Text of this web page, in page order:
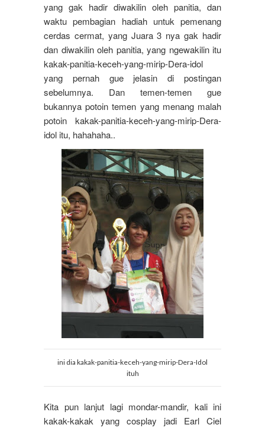
yang gak hadir diwakilin oleh panitia, dan
waktu pembagian hadiah untuk pemenang
cerdas cermat, yang Juara 3 nya gak hadir
dan diwakilin oleh panitia, yang ngewakilin itu
kakak-panitia-keceh-yang-mirip-Dera-idol
yang pernah gue jelasin di postingan
sebelumnya. Dan temen-temen gue
bukannya potoin temen yang menang malah
potoin kakak-panitia-keceh-yang-mirip-Dera-
idol itu, hahahaha..
ini dia kakak-panitia-keceh-yang-mirip-Dera-Idol
ituh
Kita pun lanjut lagi mondar-mandir, kali ini
kakak-kakak yang cosplay jadi Earl Ciel